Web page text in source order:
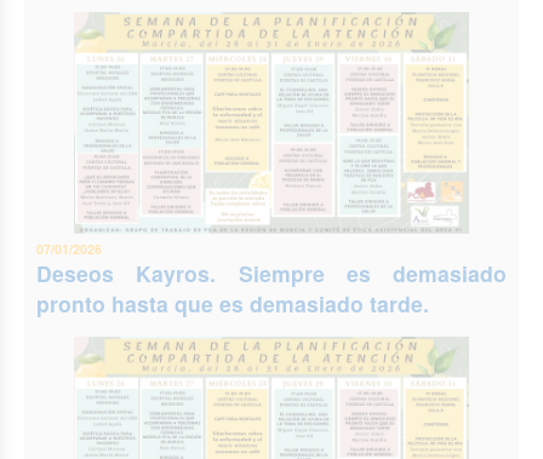
07/01/2026
Deseos Kayros. Siempre es demasiado
pronto hasta que es demasiado tarde.